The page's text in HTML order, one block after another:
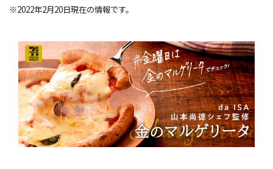
※2022年2月20日現在の情報です。